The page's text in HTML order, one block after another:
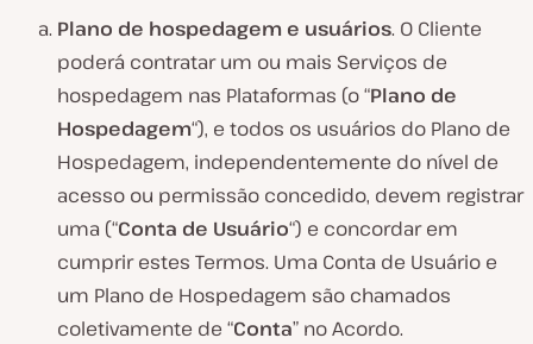
Plano de hospedagem e usuários. O Cliente
poderá contratar um ou mais Serviços de
hospedagem nas Plataformas (o “Plano de
Hospedagem“), e todos os usuários do Plano de
Hospedagem, independentemente do nível de
acesso ou permissão concedido, devem registrar
uma (“Conta de Usuário“) e concordar em
cumprir estes Termos. Uma Conta de Usuário e
um Plano de Hospedagem são chamados
coletivamente de “Conta” no Acordo.